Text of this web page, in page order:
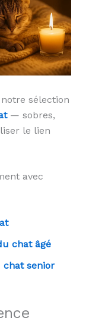
sélection
— sobres,
le lien
avec
chat âgé
chat senior